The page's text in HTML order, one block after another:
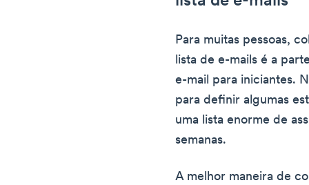
Para muitas pessoas,
lista de e-mails é a
e-mail para iniciantes.
para definir algumas
uma lista enorme de
semanas.
A melhor maneira de